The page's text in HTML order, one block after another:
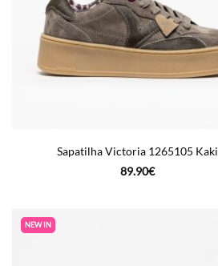
Sapatilha Victoria 1265105 Kaki
89.90€
NEW IN